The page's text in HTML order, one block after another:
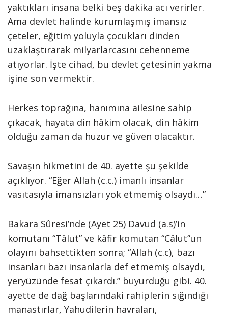
yaktıkları insana belki beş dakika acı verirler.
Ama devlet halinde kurumlaşmış imansız
çeteler, eğitim yoluyla ço­cukları dinden
uzaklaştırarak milyarlarcasını cehenneme
atıyorlar. İşte cihad, bu devlet çetesinin yakma
işine son vermektir.
Herkes toprağına, hanımına ailesine sahip
çıkacak, hayata din hâ­kim olacak, din hâkim
olduğu zaman da huzur ve güven olacaktır.
Savaşın hikmetini de 40. ayette şu şekilde
açıklıyor. “Eğer Allah (c.c.) imanlı insanlar
vasıtasıyla imansızları yok etmemiş ol­saydı…”
Bakara Sûresi’nde (Ayet 25) Davud (a.s)’in
komutanı “Tâlut” ve kâfir komutan “Câlut”un
olayını bahsettikten sonra; “Allah (c.c), bazı
insanları bazı insanlarla def etmemiş olsaydı,
yeryüzünde fesat çıkardı.” buyurduğu gibi. 40.
ayette de dağ başlarındaki rahiplerin sığındığı
manastırlar, Yahudilerin havraları,